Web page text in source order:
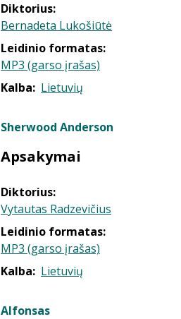
Diktorius:
Bernadeta Lukošiūtė
Leidinio formatas:
MP3 (garso įrašas)
Kalba: Lietuvių
Sherwood Anderson
Apsakymai
Diktorius:
Vytautas Radzevičius
Leidinio formatas:
MP3 (garso įrašas)
Kalba: Lietuvių
Alfonsas